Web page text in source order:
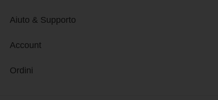
Aiuto & Supporto
Account
Ordini